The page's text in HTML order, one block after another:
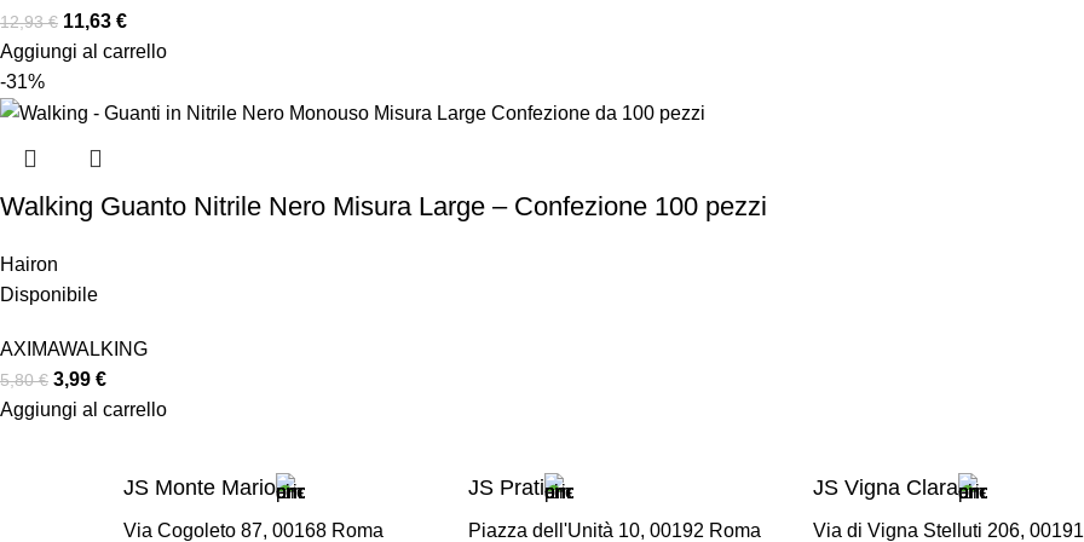
12,93€ 11,63 €
Aggiungi al carrello
-31%
Walking Guanto Nitrile Nero Misura Large – Confezione 100 pezzi
Hairon
Disponibile
AXIMAWALKING
5,80€ 3,99 €
Aggiungi al carrello
JS Monte Mario
Via Cogoleto 87, 00168 Roma
JS Prati
Piazza dell'Unità 10, 00192 Roma
JS Vigna Clara
Via di Vigna Stelluti 206,